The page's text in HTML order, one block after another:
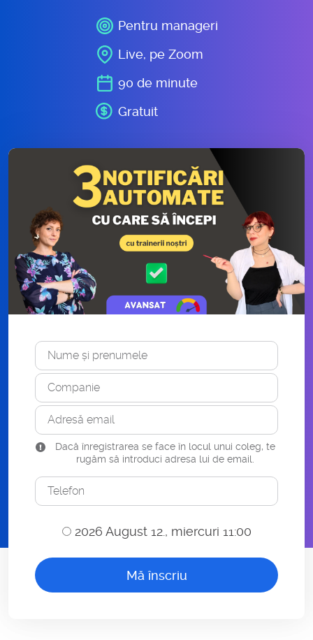
Pentru manageri
Live, pe Zoom
90 de minute
Gratuit
Nume și prenumele
Companie
Adresă email
Dacă înregistrarea se face în locul unui coleg, te
rugăm să introduci adresa lui de email.
Telefon
2026 August 12., miercuri 11:00